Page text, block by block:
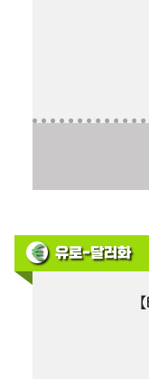
유로-달러화